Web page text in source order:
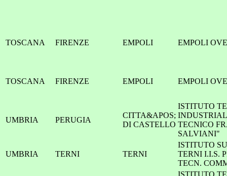
TOSCANA FIRENZE EMPOLI EMPOLI
TOSCANA FIRENZE EMPOLI EMPOLI
UMBRIA PERUGIA
CITTA&APOS;
DI CASTELLO
ISTITUTO
TECNICO
SALVIANI"
UMBRIA TERNI TERNI
ISTITUTO
TERNI I.I.S.
TECN.
ISTITUTO